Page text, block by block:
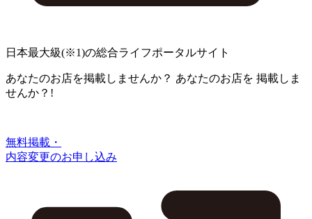
日本最大級(※1)の総合ライフポータルサイト
あなたのお店を掲載しませんか？ あなたのお店を 掲載しま
せんか？!
無料掲載・
内容変更のお申し込み